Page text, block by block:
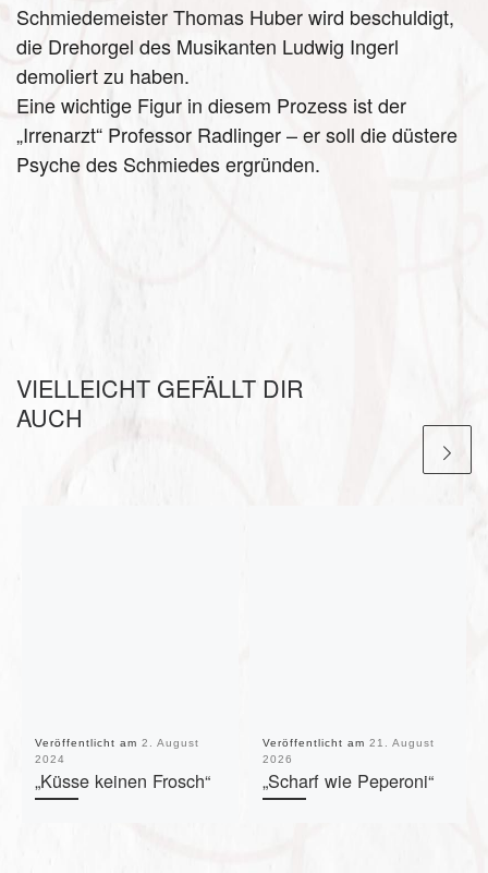
Schmiedemeister Thomas Huber wird beschuldigt,
die Drehorgel des Musikanten Ludwig Ingerl
demoliert zu haben.
Eine wichtige Figur in diesem Prozess ist der
„Irrenarzt“ Professor Radlinger – er soll die düstere
Psyche des Schmiedes ergründen.
VIELLEICHT GEFÄLLT DIR
AUCH
Veröffentlicht am 2. August
2024
„Küsse keinen Frosch“
Veröffentlicht am 21. August
2026
„Scharf wie Peperoni“